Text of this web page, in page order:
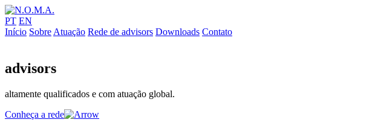
PT EN
Início Sobre Atuação Rede de advisors Downloads Contato
advisors
altamente qualificados e com atuação global.
Conheça a rede